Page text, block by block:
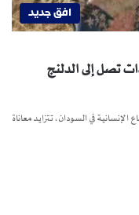
افق جديد
تصل إلى الدلنج
في السودان، تتزايد معاناة